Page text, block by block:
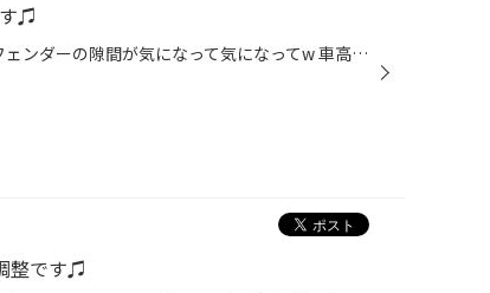
♫
昨年、ホイールを入れていただいて、フェンダーの隙間が気になって気になってw 車高調を入れて頂きました♡ お買い上げありがとうございました！
整です♫